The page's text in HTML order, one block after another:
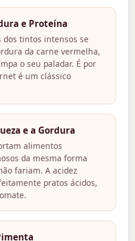
e Proteína
tintos intensos se
da carne vermelha,
o seu paladar. É por
é um clássico
e a Gordura
alimentos
da mesma forma
fariam. A acidez
pratos ácidos,